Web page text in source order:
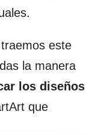
este
la manera
los diseños
que